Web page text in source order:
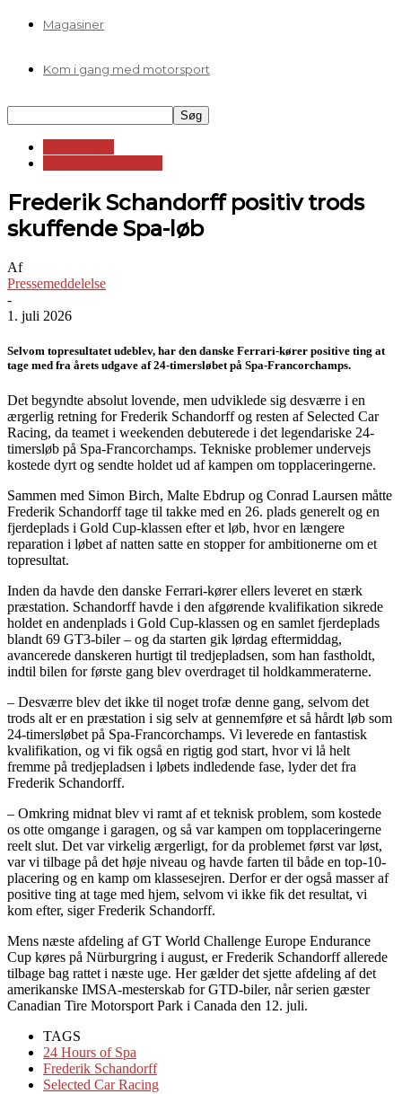
Magasiner
Kom i gang med motorsport
Frederik Schandorff positiv trods
skuffende Spa-løb
Af
Pressemeddelelse
-
1. juli 2026
Selvom topresultatet udeblev, har den danske Ferrari-kører positive ting at
tage med fra årets udgave af 24-timersløbet på Spa-Francorchamps.
Det begyndte absolut lovende, men udviklede sig desværre i en
ærgerlig retning for Frederik Schandorff og resten af Selected Car
Racing, da teamet i weekenden debuterede i det legendariske 24-
timersløb på Spa-Francorchamps. Tekniske problemer undervejs
kostede dyrt og sendte holdet ud af kampen om topplaceringerne.
Sammen med Simon Birch, Malte Ebdrup og Conrad Laursen måtte
Frederik Schandorff tage til takke med en 26. plads generelt og en
fjerdeplads i Gold Cup-klassen efter et løb, hvor en længere
reparation i løbet af natten satte en stopper for ambitionerne om et
topresultat.
Inden da havde den danske Ferrari-kører ellers leveret en stærk
præstation. Schandorff havde i den afgørende kvalifikation sikrede
holdet en andenplads i Gold Cup-klassen og en samlet fjerdeplads
blandt 69 GT3-biler – og da starten gik lørdag eftermiddag,
avancerede danskeren hurtigt til tredjepladsen, som han fastholdt,
indtil bilen for første gang blev overdraget til holdkammeraterne.
– Desværre blev det ikke til noget trofæ denne gang, selvom det
trods alt er en præstation i sig selv at gennemføre et så hårdt løb som
24-timersløbet på Spa-Francorchamps. Vi leverede en fantastisk
kvalifikation, og vi fik også en rigtig god start, hvor vi lå helt
fremme på tredjepladsen i løbets indledende fase, lyder det fra
Frederik Schandorff.
– Omkring midnat blev vi ramt af et teknisk problem, som kostede
os otte omgange i garagen, og så var kampen om topplaceringerne
reelt slut. Det var virkelig ærgerligt, for da problemet først var løst,
var vi tilbage på det høje niveau og havde farten til både en top-10-
placering og en kamp om klassesejren. Derfor er der også masser af
positive ting at tage med hjem, selvom vi ikke fik det resultat, vi
kom efter, siger Frederik Schandorff.
Mens næste afdeling af GT World Challenge Europe Endurance
Cup køres på Nürburgring i august, er Frederik Schandorff allerede
tilbage bag rattet i næste uge. Her gælder det sjette afdeling af det
amerikanske IMSA-mesterskab for GTD-biler, når serien gæster
Canadian Tire Motorsport Park i Canada den 12. juli.
TAGS
24 Hours of Spa
Frederik Schandorff
Selected Car Racing